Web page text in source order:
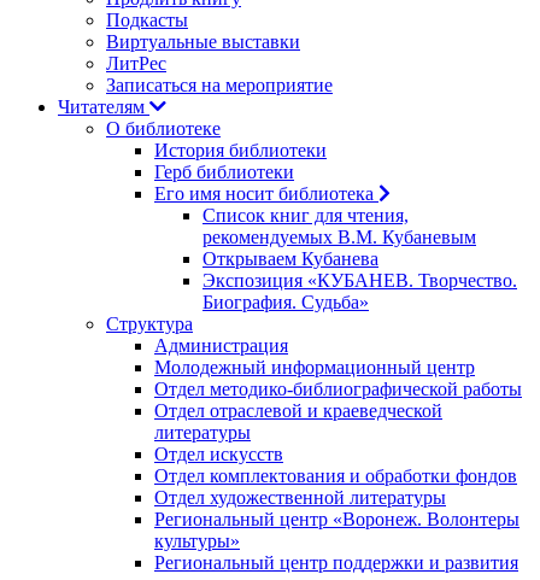
Подкасты
Виртуальные выставки
ЛитРес
Записаться на мероприятие
Читателям
О библиотеке
История библиотеки
Герб библиотеки
Его имя носит библиотека
Список книг для чтения,
рекомендуемых В.М. Кубаневым
Открываем Кубанева
Экспозиция «КУБАНЕВ. Творчество.
Биография. Судьба»
Структура
Администрация
Молодежный информационный центр
Отдел методико-библиографической работы
Отдел отраслевой и краеведческой
литературы
Отдел искусств
Отдел комплектования и обработки фондов
Отдел художественной литературы
Региональный центр «Воронеж. Волонтеры
культуры»
Региональный центр поддержки и развития